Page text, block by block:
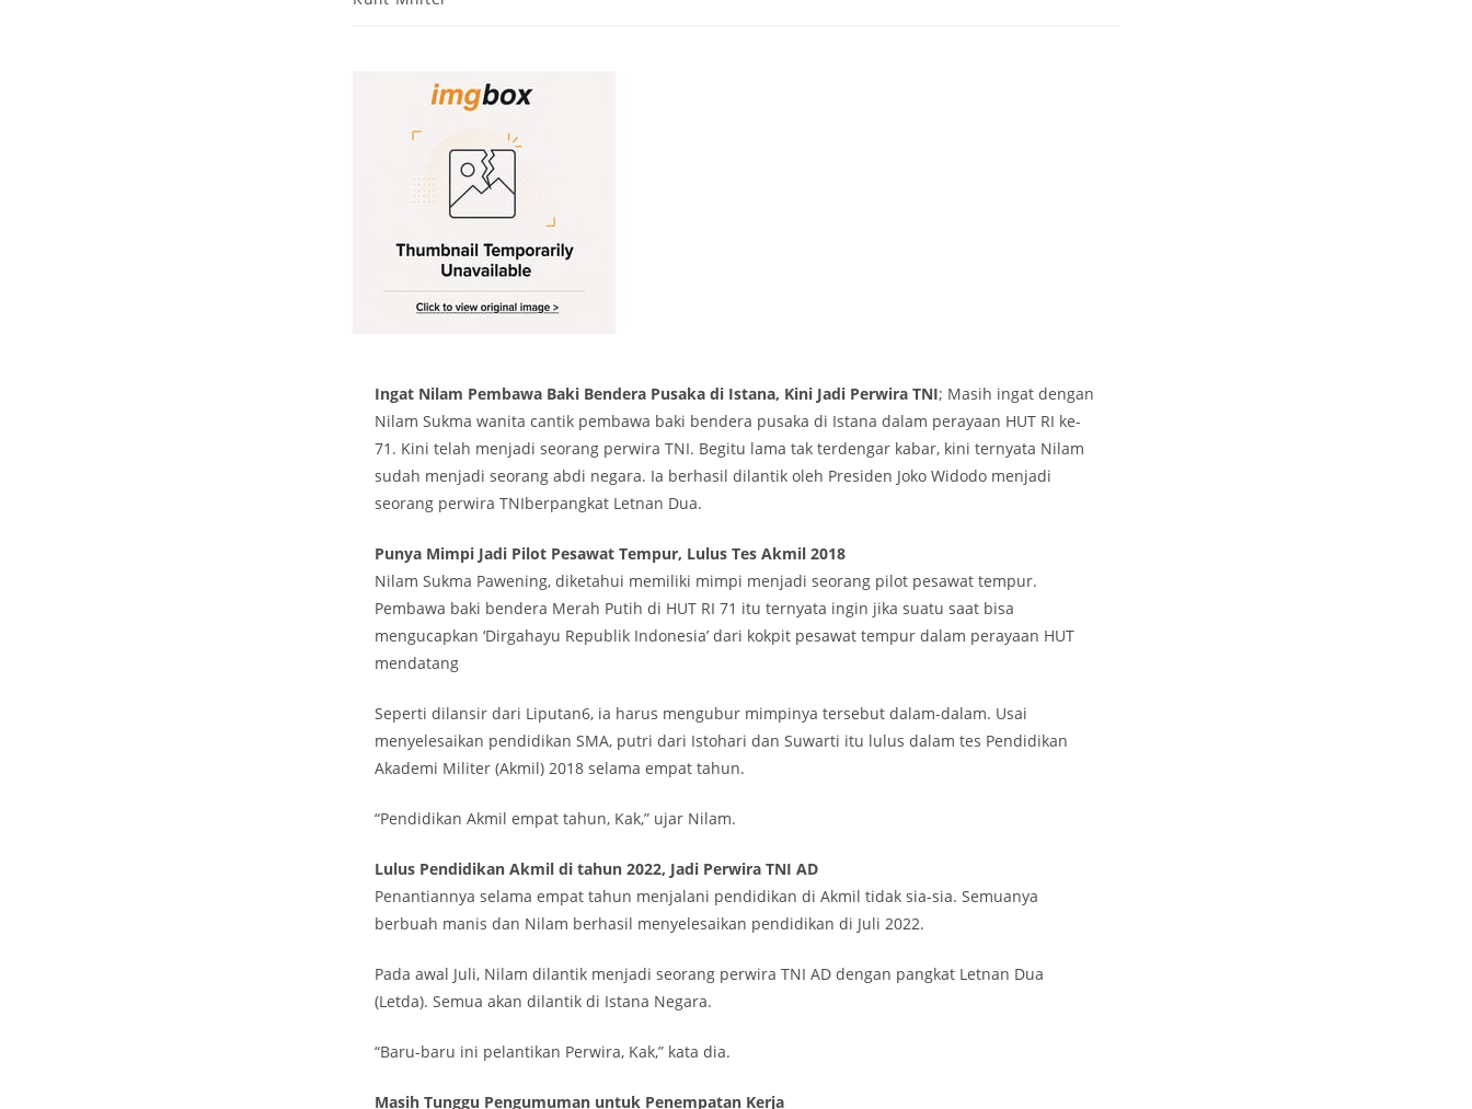
Ingat Nilam Pembawa Baki Bendera Pusaka di Istana, Kini Jadi Perwira TNI; Masih ingat dengan
Nilam Sukma wanita cantik pembawa baki bendera pusaka di Istana dalam perayaan HUT RI ke-
71. Kini telah menjadi seorang perwira TNI. Begitu lama tak terdengar kabar, kini ternyata Nilam
sudah menjadi seorang abdi negara. Ia berhasil dilantik oleh Presiden Joko Widodo menjadi
seorang perwira TNIberpangkat Letnan Dua.
Punya Mimpi Jadi Pilot Pesawat Tempur, Lulus Tes Akmil 2018
Nilam Sukma Pawening, diketahui memiliki mimpi menjadi seorang pilot pesawat tempur.
Pembawa baki bendera Merah Putih di HUT RI 71 itu ternyata ingin jika suatu saat bisa
mengucapkan ‘Dirgahayu Republik Indonesia’ dari kokpit pesawat tempur dalam perayaan HUT
mendatang
Seperti dilansir dari Liputan6, ia harus mengubur mimpinya tersebut dalam-dalam. Usai
menyelesaikan pendidikan SMA, putri dari Istohari dan Suwarti itu lulus dalam tes Pendidikan
Akademi Militer (Akmil) 2018 selama empat tahun.
“Pendidikan Akmil empat tahun, Kak,” ujar Nilam.
Lulus Pendidikan Akmil di tahun 2022, Jadi Perwira TNI AD
Penantiannya selama empat tahun menjalani pendidikan di Akmil tidak sia-sia. Semuanya
berbuah manis dan Nilam berhasil menyelesaikan pendidikan di Juli 2022.
Pada awal Juli, Nilam dilantik menjadi seorang perwira TNI AD dengan pangkat Letnan Dua
(Letda). Semua akan dilantik di Istana Negara.
“Baru-baru ini pelantikan Perwira, Kak,” kata dia.
Masih Tunggu Pengumuman untuk Penempatan Kerja